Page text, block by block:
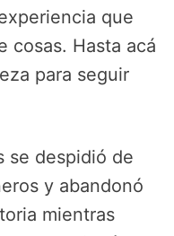
que
cosas. Hasta acá
para seguir
se despidió de
y abandonó
mientras